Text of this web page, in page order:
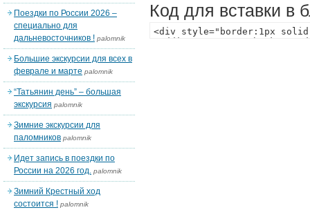
Код для вставки в
Поездки по России 2026 –
специально для
дальневосточников ! palomnik
Большие экскурсии для всех в
феврале и марте palomnik
“Татьянин день” – большая
экскурсия palomnik
Зимние экскурсии для
паломников palomnik
Идет запись в поездки по
России на 2026 год. palomnik
Зимний Крестный ход
состоится ! palomnik